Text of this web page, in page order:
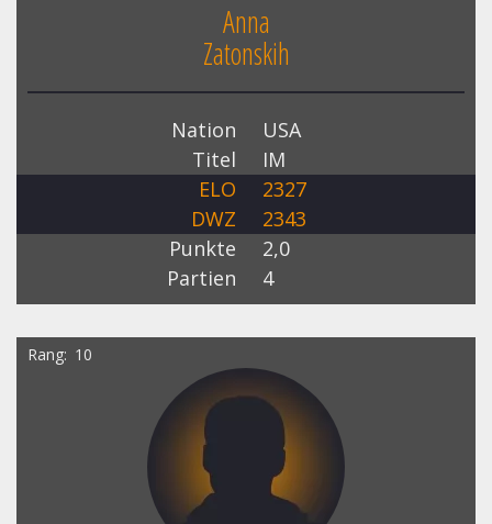
Anna
Zatonskih
Nation
USA
Titel
IM
ELO
2327
DWZ
2343
Punkte
2,0
Partien
4
Rang 10